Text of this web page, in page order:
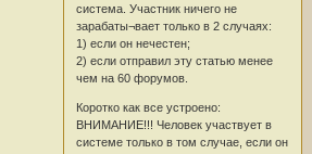
система. Участник ничего не
зарабаты¬вает только в 2 случаях:
1) если он нечестен;
2) если отправил эту статью менее
чем на 60 форумов.
Коротко как все устроено:
ВНИМАНИЕ!!! Человек участвует в
системе только в том случае, если он